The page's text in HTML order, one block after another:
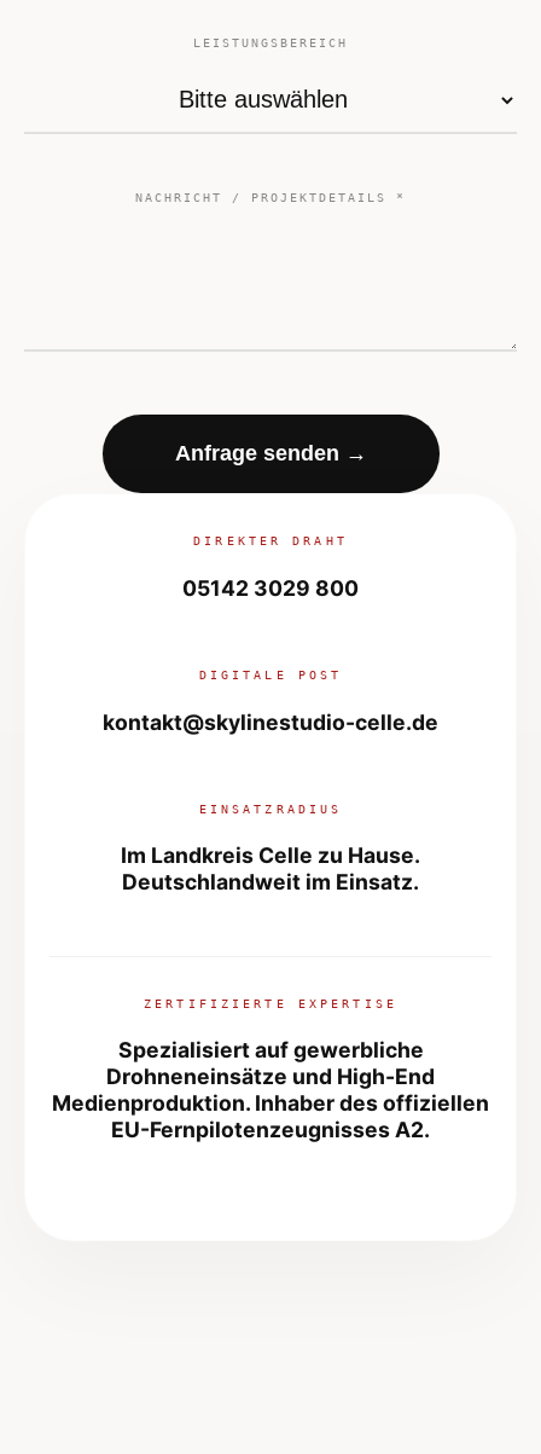
LEISTUNGSBEREICH
NACHRICHT / PROJEKTDETAILS *
Anfrage senden →
DIREKTER DRAHT
05142 3029 800
DIGITALE POST
kontakt@skylinestudio-celle.de
EINSATZRADIUS
Im Landkreis Celle zu Hause.
Deutschlandweit im Einsatz.
ZERTIFIZIERTE EXPERTISE
Spezialisiert auf gewerbliche
Drohneneinsätze und High-End
Medienproduktion. Inhaber des offiziellen
EU-Fernpilotenzeugnisses A2.